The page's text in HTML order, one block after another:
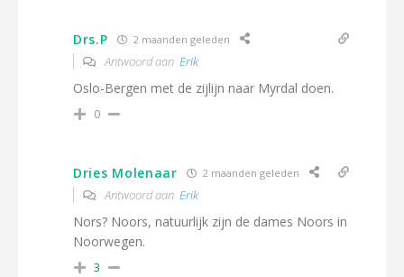
Drs.P 2 maanden geleden
Antwoord aan Erik
Oslo-Bergen met de zijlijn naar Myrdal doen.
0
Dries Molenaar 2 maanden geleden
Antwoord aan Erik
Nors? Noors, natuurlijk zijn de dames Noors in
Noorwegen.
3